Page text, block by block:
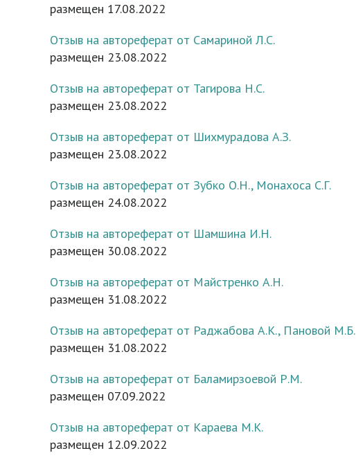
размещен 17.08.2022
Отзыв на автореферат от Самариной Л.С.
размещен 23.08.2022
Отзыв на автореферат от Тагирова Н.С.
размещен 23.08.2022
Отзыв на автореферат от Шихмурадова А.З.
размещен 23.08.2022
Отзыв на автореферат от Зубко О.Н., Монахоса С.Г.
размещен 24.08.2022
Отзыв на автореферат от Шамшина И.Н.
размещен 30.08.2022
Отзыв на автореферат от Майстренко А.Н.
размещен 31.08.2022
Отзыв на автореферат от Раджабова А.К., Пановой М.Б.
размещен 31.08.2022
Отзыв на автореферат от Баламирзоевой Р.М.
размещен 07.09.2022
Отзыв на автореферат от Караева М.К.
размещен 12.09.2022